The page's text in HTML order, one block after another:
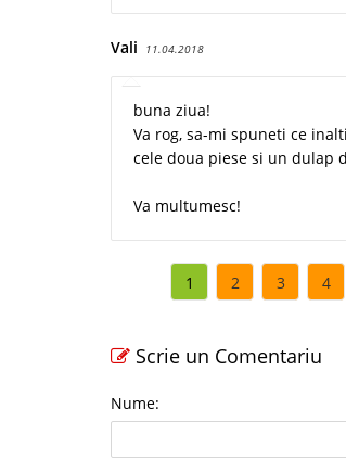
Vali 11.04.2018
buna ziua!
Va rog, sa-mi spuneti ce
cele doua piese si un dulap
Va multumesc!
1 2 3 4
Scrie un Comentariu
Nume: